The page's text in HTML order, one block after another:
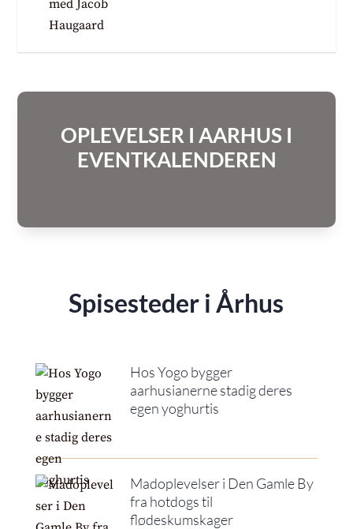
OPLEVELSER I AARHUS I
EVENTKALENDEREN
Spisesteder i Århus
Hos Yogo bygger
aarhusianerne stadig deres
egen yoghurtis
Madoplevelser i Den Gamle By
fra hotdogs til
flødeskumskager